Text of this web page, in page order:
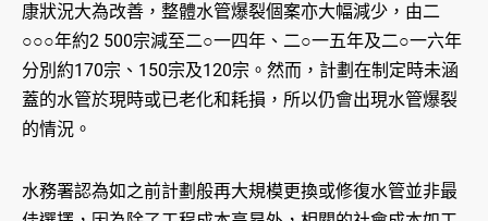
康狀況大為改善，整體水管爆裂個案亦大幅減少，由二
○○○年約2 500宗減至二○一四年、二○一五年及二○一六年
分別約170宗、150宗及120宗。然而，計劃在制定時未涵
蓋的水管於現時或已老化和耗損，所以仍會出現水管爆裂
的情況。
水務署認為如之前計劃般再大規模更換或修復水管並非最